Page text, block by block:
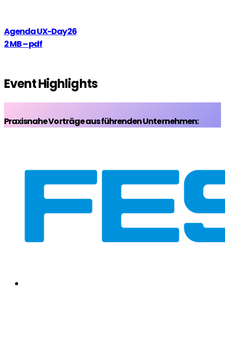
Agenda UX-Day26
2 MB – pdf
Event Highlights
Praxisnahe Vorträge aus führenden Unternehmen: